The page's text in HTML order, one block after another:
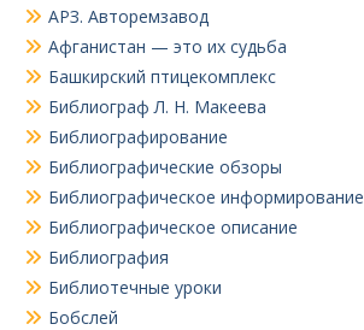
АРЗ. Авторемзавод
Афганистан — это их судьба
Башкирский птицекомплекс
Библиограф Л. Н. Макеева
Библиографирование
Библиографические обзоры
Библиографическое информирование
Библиографическое описание
Библиография
Библиотечные уроки
Бобслей